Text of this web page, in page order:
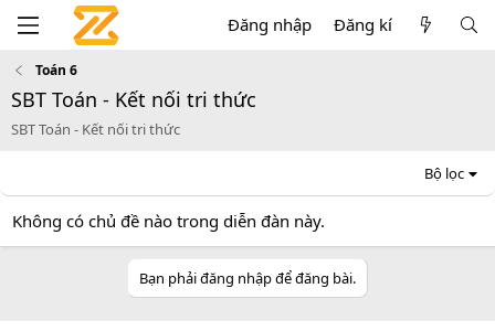
Đăng nhập Đăng kí
Toán 6
SBT Toán - Kết nối tri thức
SBT Toán - Kết nối tri thức
Bộ lọc
Không có chủ đề nào trong diễn đàn này.
Bạn phải đăng nhập để đăng bài.